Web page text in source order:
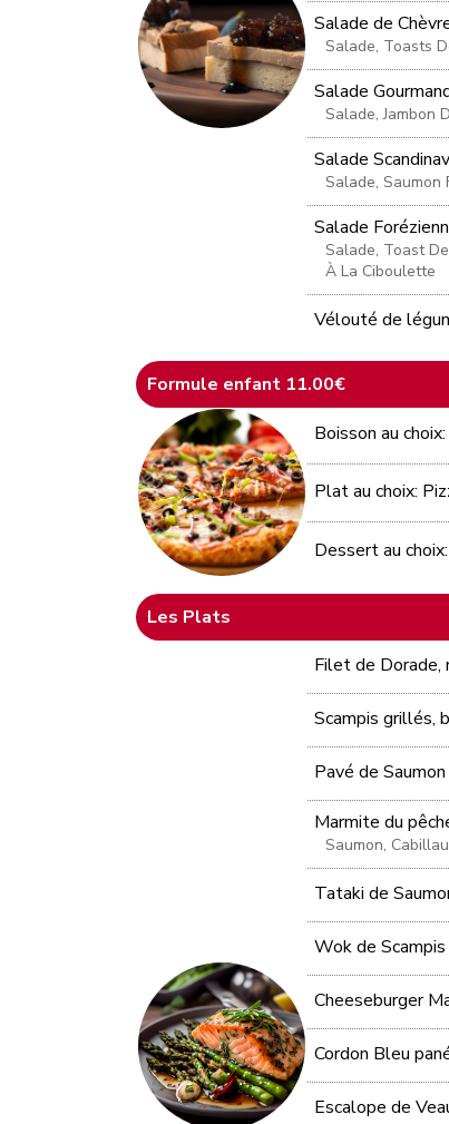
Salade de
Salade, Toasts
Salade
Salade, Jambon
Salade
Salade, Saumon
Salade
Salade, Toast
À La Ciboulette
Vélouté de
Formule enfant 11.00€
Boisson au
Plat au choix:
Dessert au
Les Plats
Filet de Dorade,
Scampis grillés,
Pavé de
Marmite du
Saumon,
Tataki de
Wok de
Cheeseburger
Cordon Bleu
Escalope de